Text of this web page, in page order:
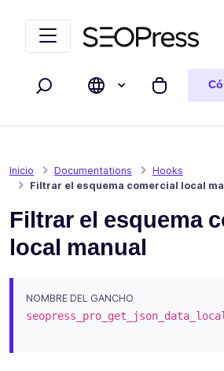
Buscar Mi carrito
Inicio Documentations
Hooks
Filtrar el esquema comercial local
Filtrar el esquema
local manual
NOMBRE DEL GANCHO